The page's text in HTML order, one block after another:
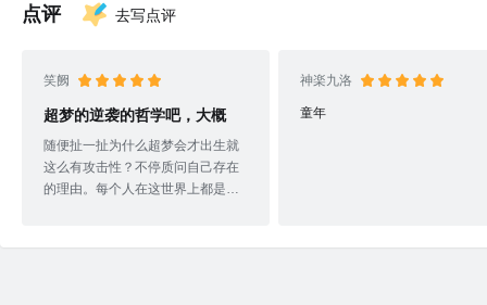
点评 去写点评
笑阙
超梦的逆袭的哲学吧，大概
随便扯一扯为什么超梦会才出生就
这么有攻击性？不停质问自己存在
的理由。每个人在这世界上都是唯
神楽九洛
童年